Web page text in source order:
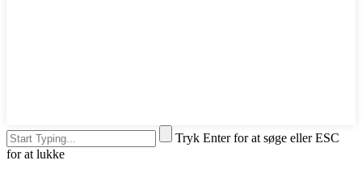
Tryk Enter for at søge eller ESC
for at lukke